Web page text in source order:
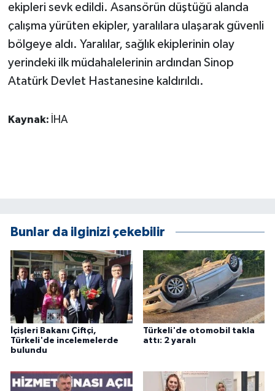
ekipleri sevk edildi. Asansörün düştüğü alanda
çalışma yürüten ekipler, yaralılara ulaşarak güvenli
bölgeye aldı. Yaralılar, sağlık ekiplerinin olay
yerindeki ilk müdahalelerinin ardından Sinop
Atatürk Devlet Hastanesine kaldırıldı.
Kaynak: İHA
Bunlar da ilginizi çekebilir
İçişleri Bakanı Çiftçi,
Türkeli'de incelemelerde
bulundu
Türkeli'de otomobil takla
attı: 2 yaralı
İş Dünyası
Jandarma
Kadın
KÜLTÜR SANAT
SİYASET
SPOR HABERLERİ
TEKNOLOJİ
Turizm